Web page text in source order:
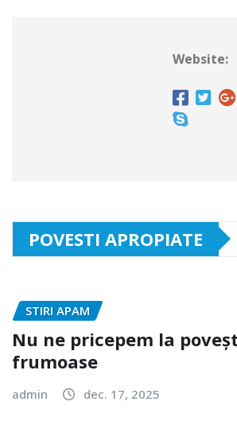
Website:
POVESTI APROPIATE
STIRI APAM
Nu ne pricepem la
frumoase
admin dec. 17, 2025